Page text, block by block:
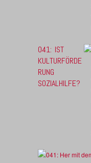
041: IST
KULTURFÖRDE
RUNG
SOZIALHILFE?